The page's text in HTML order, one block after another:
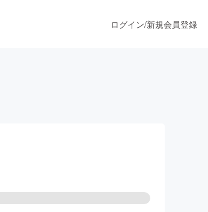
ログイン/新規会員登録